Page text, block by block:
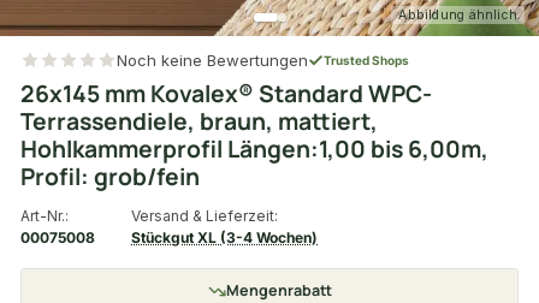
Abbildung ähnlich
Noch keine Bewertungen Trusted Shops
26x145 mm Kovalex® Standard WPC-
Terrassendiele, braun, mattiert,
Hohlkammerprofil Längen:1,00 bis 6,00m,
Profil: grob/fein
Art-Nr.:
00075008
Versand & Lieferzeit:
Stückgut XL (3-4 Wochen)
Mengenrabatt